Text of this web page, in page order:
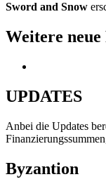
Sword and Snow
Weitere
UPDATES
Anbei die Updates
Byzantion